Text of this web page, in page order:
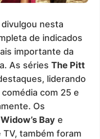
nesta
de indicados
importante da
As séries The Pitt
liderando
com 25 e
Os
Bay e
TV, também foram